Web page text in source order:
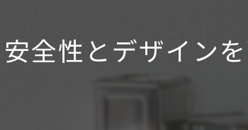
安全性とデザイン